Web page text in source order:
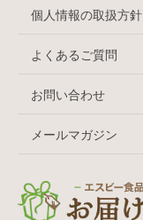
個人情報の取扱方針
よくあるご質問
お問い合わせ
メールマガジン